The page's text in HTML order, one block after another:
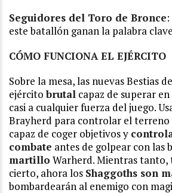
Seguidores del Toro de Bronce
este batallón ganan la palabra clave
CÓMO FUNCIONA EL EJÉRCITO
Sobre la mesa, las nuevas Bestias
ejércitobrutal capaz de superar en
casi a cualquier fuerza del juego.
Brayherd para controlar el terreno
capaz de coger objetivos y
combate antes de golpear con las
martillo Warherd. Mientras tanto,
cierto, ahora los Shaggoths son
bombardearán al enemigo con